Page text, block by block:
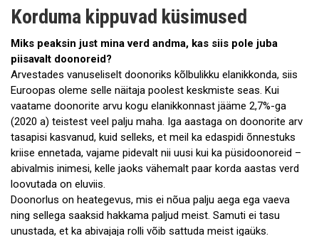
Nõuded doonorile
Parkimine verekeskustes
Kus loovutada?
Doonori töölt ära lubamine
Teekond verekeskuses
Vereloovutamise piirangud
Kui vereloovutusel tekib minestustunne
PLASMADOONORLUS
Korduma kippuvad küsimused
Miks peaksin just mina verd andma, kas siis pole juba
piisavalt doonoreid?
Arvestades vanuseliselt doonoriks kõlbulikku elanikkonda, siis
Euroopas oleme selle näitaja poolest keskmiste seas. Kui
vaatame doonorite arvu kogu elanikkonnast jääme 2,7%-ga
(2020 a) teistest veel palju maha. Iga aastaga on doonorite arv
tasapisi kasvanud, kuid selleks, et meil ka edaspidi õnnestuks
kriise ennetada, vajame pidevalt nii uusi kui ka püsidoonoreid –
abivalmis inimesi, kelle jaoks vähemalt paar korda aastas verd
loovutada on eluviis.
Doonorlus on heategevus, mis ei nõua palju aega ega vaeva
ning sellega saaksid hakkama paljud meist. Samuti ei tasu
unustada, et ka abivajaja rolli võib sattuda meist igaüks.